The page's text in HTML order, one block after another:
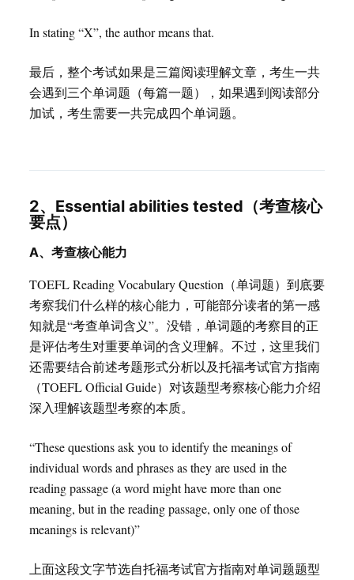
In stating “X”, the author means that.
最后，整个考试如果是三篇阅读理解文章，考生一共
会遇到三个单词题（每篇一题），如果遇到阅读部分
加试，考生需要一共完成四个单词题。
2、Essential abilities tested（考查核心
要点）
A、考查核心能力
TOEFL Reading Vocabulary Question（单词题）到底要
考察我们什么样的核心能力，可能部分读者的第一感
知就是“考查单词含义”。没错，单词题的考察目的正
是评估考生对重要单词的含义理解。不过，这里我们
还需要结合前述考题形式分析以及托福考试官方指南
（TOEFL Official Guide）对该题型考察核心能力介绍
深入理解该题型考察的本质。
“These questions ask you to identify the meanings of
individual words and phrases as they are used in the
reading passage (a word might have more than one
meaning, but in the reading passage, only one of those
meanings is relevant)”
上面这段文字节选自托福考试官方指南对单词题题型